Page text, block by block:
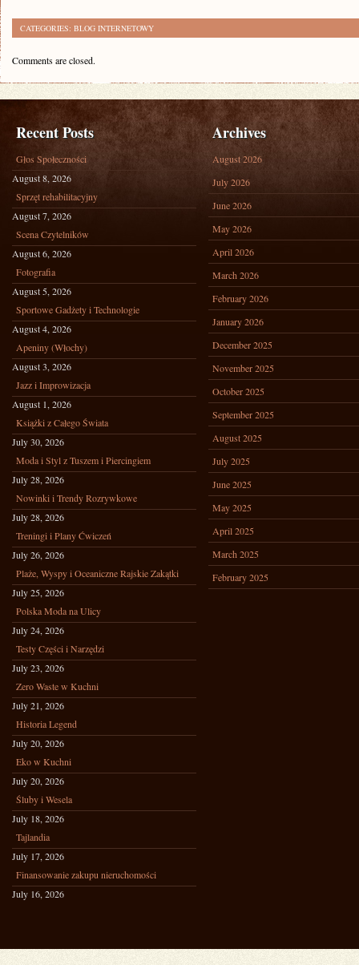
CATEGORIES: BLOG INTERNETOWY
Comments are closed.
Recent Posts
Głos Społeczności
August 8, 2026
Sprzęt rehabilitacyjny
August 7, 2026
Scena Czytelników
August 6, 2026
Fotografia
August 5, 2026
Sportowe Gadżety i Technologie
August 4, 2026
Apeniny (Włochy)
August 3, 2026
Jazz i Improwizacja
August 1, 2026
Książki z Całego Świata
July 30, 2026
Moda i Styl z Tuszem i Piercingiem
July 28, 2026
Nowinki i Trendy Rozrywkowe
July 28, 2026
Treningi i Plany Ćwiczeń
July 26, 2026
Plaże, Wyspy i Oceaniczne Rajskie Zakątki
July 25, 2026
Polska Moda na Ulicy
July 24, 2026
Testy Części i Narzędzi
July 23, 2026
Zero Waste w Kuchni
July 21, 2026
Historia Legend
July 20, 2026
Eko w Kuchni
July 20, 2026
Śluby i Wesela
July 18, 2026
Tajlandia
July 17, 2026
Finansowanie zakupu nieruchomości
July 16, 2026
Archives
August 2026
July 2026
June 2026
May 2026
April 2026
March 2026
February 2026
January 2026
December 2025
November 2025
October 2025
September 2025
August 2025
July 2025
June 2025
May 2025
April 2025
March 2025
February 2025